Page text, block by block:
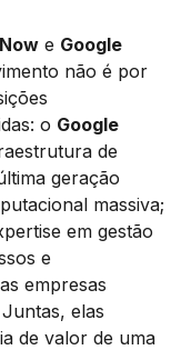
e Google
não é por
o Google
de
geração
massiva;
em gestão
e
empresas
elas
de valor de uma